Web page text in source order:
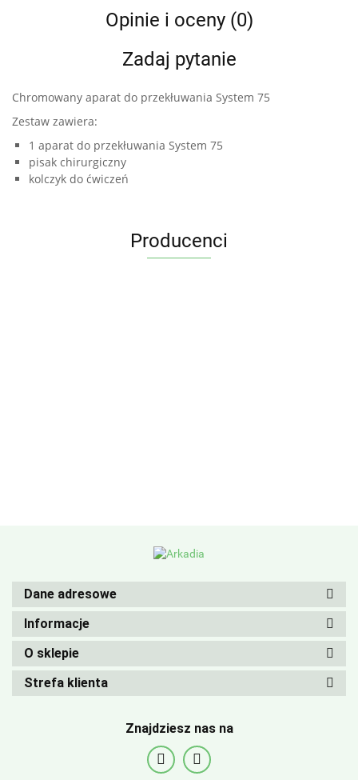
Opinie i oceny (0)
Zadaj pytanie
Chromowany aparat do przekłuwania System 75
Zestaw zawiera:
1 aparat do przekłuwania System 75
pisak chirurgiczny
kolczyk do ćwiczeń
Producenci
Dane adresowe
Informacje
O sklepie
Strefa klienta
Znajdziesz nas na